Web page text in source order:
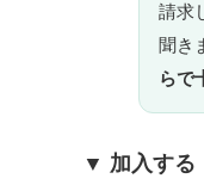
請求
聞き
らで
▼ 加入する